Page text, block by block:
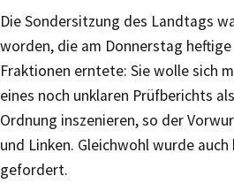
Die Sondersitzung des Landtags
worden, die am Donnerstag
Fraktionen erntete: Sie wolle sich
eines noch unklaren Prüfberichts
Ordnung inszenieren, so der
und Linken. Gleichwohl wurde
gefordert.